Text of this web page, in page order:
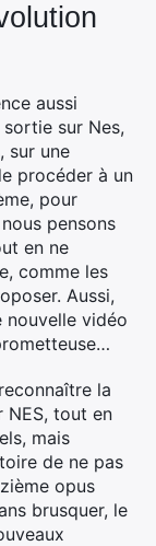
aussi
sur Nes,
sur une
procéder à un
pour
pensons
en ne
comme les
Aussi,
vidéo
la
NES, tout en
mais
de ne pas
opus
brusquer, le